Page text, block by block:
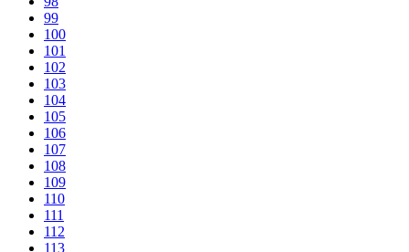
99
100
101
102
103
104
105
106
107
108
109
110
111
112
113